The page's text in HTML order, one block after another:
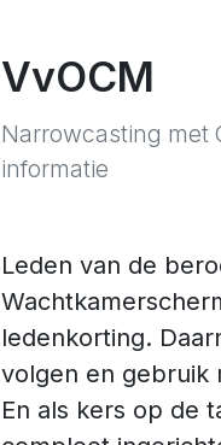
VvOCM
Narrowcasting met
informatie
Leden van de
ledenkorting.
volgen en gebruik
En als kers op de